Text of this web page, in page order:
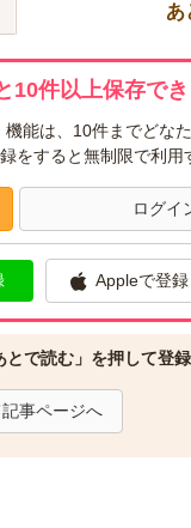
あ
10件以上保存でき
能は、10件までどな
をすると無制限で利用
ログイ
Appleで登録
で読む」を押して登録
事ページへ